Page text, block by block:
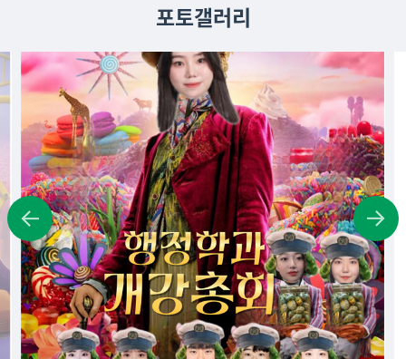
포토갤러리